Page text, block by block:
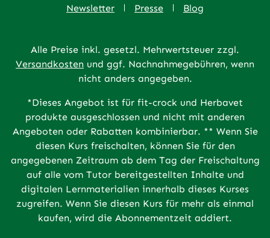
Newsletter
Presse Blog
Alle Preise inkl. gesetzl. Mehrwertsteuer zzgl.
Versandkosten und ggf. Nachnahmegebühren, wenn
nicht anders angegeben.
*Dieses Angebot ist für fit-crock und Herbavet
produkte ausgeschlossen und nicht mit anderen
Angeboten oder Rabatten kombinierbar. ** Wenn Sie
diesen Kurs freischalten, können Sie für den
angegebenen Zeitraum ab dem Tag der Freischaltung
auf alle vom Tutor bereitgestellten Inhalte und
digitalen Lernmaterialien innerhalb dieses Kurses
zugreifen. Wenn Sie diesen Kurs für mehr als einmal
kaufen, wird die Abonnementzeit addiert.